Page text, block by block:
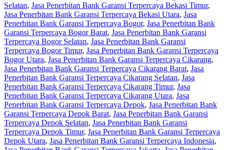
Selatan, Jasa Penerbitan Bank Garansi Terpercaya Bekasi Timur,
Jasa Penerbitan Bank Garansi Terpercaya Bekasi Utara, Jasa
Penerbitan Bank Garansi Terpercaya Bogor, Jasa Penerbitan Bank
Garansi Terpercaya Bogor Barat, Jasa Penerbitan Bank Garansi
Terpercaya Bogor Selatan, Jasa Penerbitan Bank Garansi
Terpercaya Bogor Timur, Jasa Penerbitan Bank Garansi Terpercaya
Bogor Utara, Jasa Penerbitan Bank Garansi Terpercaya Cikarang,
Jasa Penerbitan Bank Garansi Terpercaya Cikarang Barat, Jasa
Penerbitan Bank Garansi Terpercaya Cikarang Selatan, Jasa
Penerbitan Bank Garansi Terpercaya Cikarang Timur, Jasa
Penerbitan Bank Garansi Terpercaya Cikarang Utara, Jasa
Penerbitan Bank Garansi Terpercaya Depok, Jasa Penerbitan Bank
Garansi Terpercaya Depok Barat, Jasa Penerbitan Bank Garansi
Terpercaya Depok Selatan, Jasa Penerbitan Bank Garansi
Terpercaya Depok Timur, Jasa Penerbitan Bank Garansi Terpercaya
Depok Utara, Jasa Penerbitan Bank Garansi Terpercaya Indonesia,